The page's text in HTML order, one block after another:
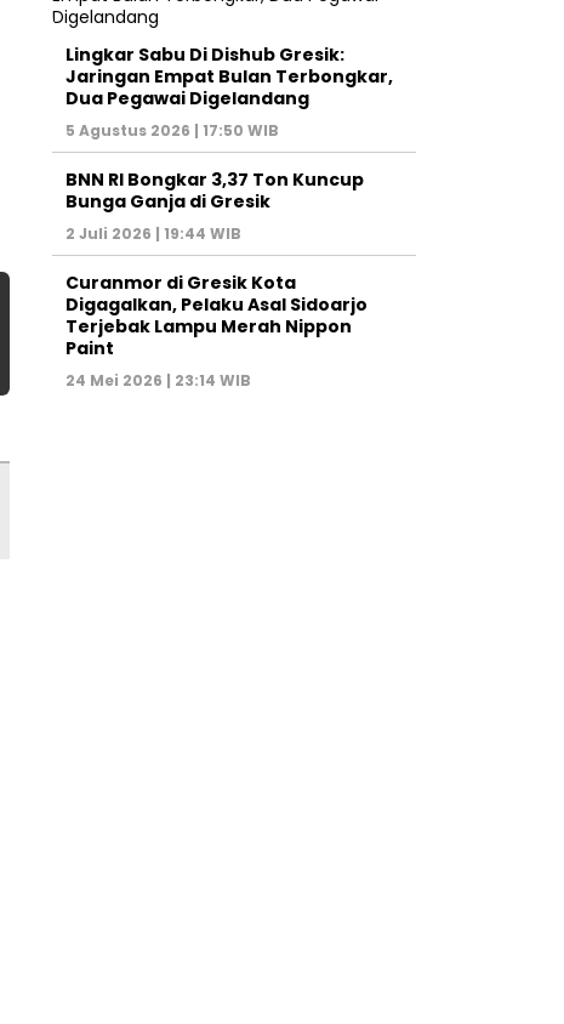
Lingkar Sabu Di Dishub Gresik:
Jaringan Empat Bulan Terbongkar,
Dua Pegawai Digelandang
5 Agustus 2026 | 17:50 WIB
BNN RI Bongkar 3,37 Ton Kuncup
Bunga Ganja di Gresik
2 Juli 2026 | 19:44 WIB
Curanmor di Gresik Kota
Digagalkan, Pelaku Asal Sidoarjo
Terjebak Lampu Merah Nippon
Paint
24 Mei 2026 | 23:14 WIB